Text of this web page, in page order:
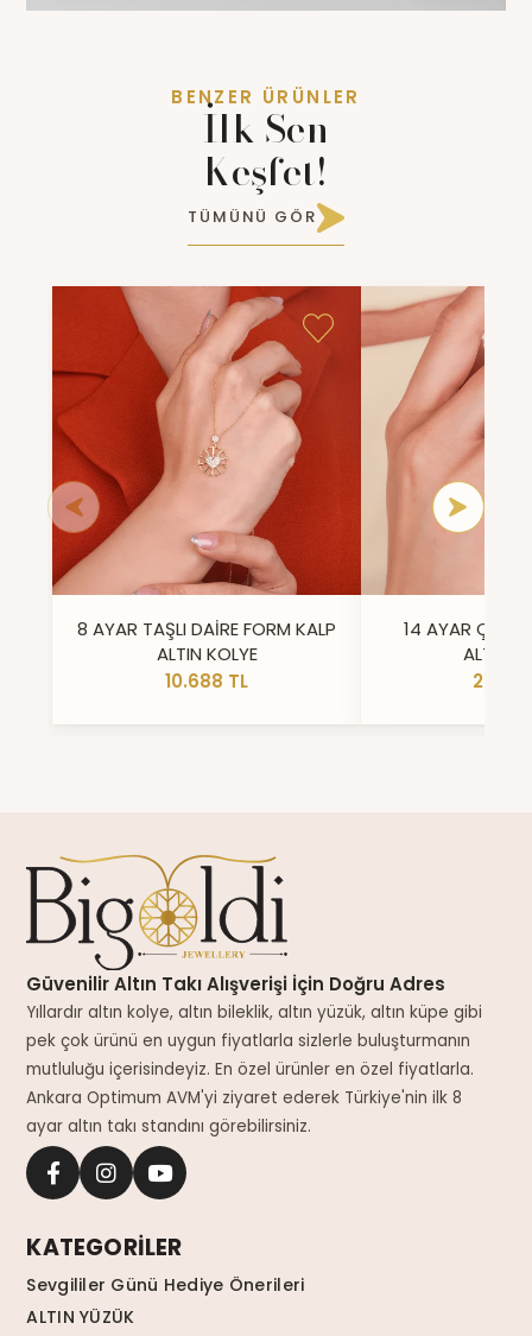
BENZER ÜRÜNLER
İlk Sen
Keşfet!
TÜMÜNÜ GÖR
8 AYAR TAŞLI DAİRE FORM KALP
ALTIN KOLYE
10.688 TL
14 AYAR ÇİFT
ALTIN
Güvenilir Altın Takı Alışverişi İçin Doğru Adres
Yıllardır altın kolye, altın bileklik, altın yüzük, altın küpe gibi
pek çok ürünü en uygun fiyatlarla sizlerle buluşturmanın
mutluluğu içerisindeyiz. En özel ürünler en özel fiyatlarla.
Ankara Optimum AVM'yi ziyaret ederek Türkiye'nin ilk 8
ayar altın takı standını görebilirsiniz.
KATEGORİLER
Sevgililer Günü Hediye Önerileri
ALTIN YÜZÜK